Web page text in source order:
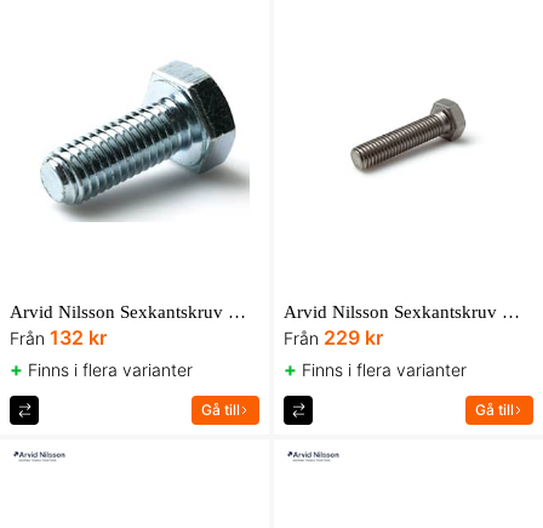
Arvid Nilsson Sexkantskruv M6S-H helgängad 8.8 ISO 4017 FZB UBox
Från 132 kr
+ Finns i flera varianter
Gå till
Arvid Nilsson Sexkantskruv M6S-H helgängad A4-80 DIN 933 AN Box
Från 229 kr
+ Finns i flera varianter
Gå till